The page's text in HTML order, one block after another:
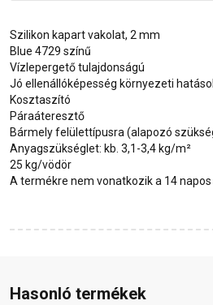
Szilikon kapart vakolat, 2 mm
Blue 4729 színű
Vízlepergető tulajdonságú
Jó ellenállóképesség környezeti
Kosztaszító
Páraáteresztő
Bármely felülettípusra (alapozó
Anyagszükséglet: kb. 3,1-3,4 kg/m²
25 kg/vödör
A termékre nem vonatkozik a 14 napos
Hasonló termékek